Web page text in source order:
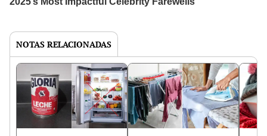
NOTAS RELACIONADAS